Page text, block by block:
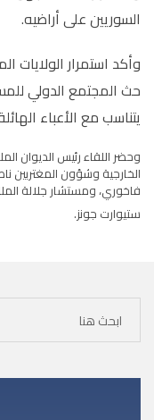
السوريين على أراضيه.
وأكد استمرار
حث المجتمع الدولي
يتناسب مع الأعباء
وحضر اللقاء رئيس الديوان
الخارجية وشؤون المغتربين
فاخوري، ومستشار جلالة
ستيوارت جونز.